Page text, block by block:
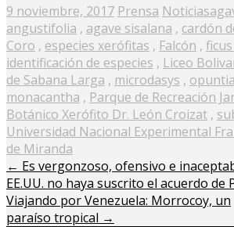
Posted
on
9 noviembre, 2017 Prensa Noticias
angustifolia , agave sisalana , cardón
Coro , especies xerófitas , Falcón ,
identificación de especies , Liceo
de Sabana Larga , microdasys ,
monacantha , Parque de Recreación
Botánico Xerófito Dr. León Croizat ,
Universidad Nacional Experimental
de Miranda
← Es vergonzoso, ofensivo e
EE.UU. no haya suscrito el acuerdo de
Viajando por Venezuela: Morrocoy, un
paraíso tropical →